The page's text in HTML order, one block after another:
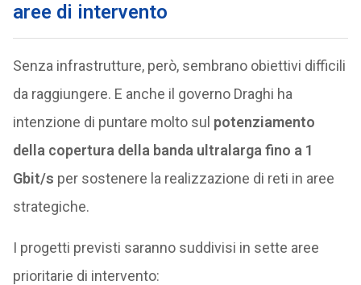
aree di intervento
Senza infrastrutture, però, sembrano obiettivi difficili
da raggiungere. E anche il governo Draghi ha
intenzione di puntare molto sul potenziamento
della copertura della banda ultralarga fino a 1
Gbit/s per sostenere la realizzazione di reti in aree
strategiche.
I progetti previsti saranno suddivisi in sette aree
prioritarie di intervento: